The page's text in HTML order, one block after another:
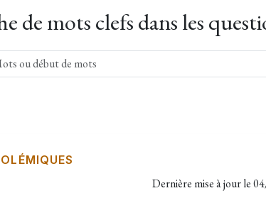
de mots clefs dans les
Dernière mise à jour le